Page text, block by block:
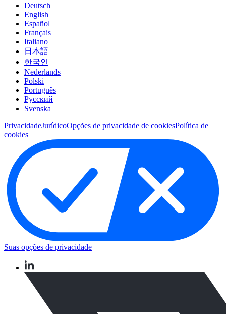
Deutsch
English
Español
Français
Italiano
日本語
한국인
Nederlands
Polski
Português
Pусский
Svenska
PrivacidadeJurídicoOpções de privacidade de cookiesPolítica de
cookies
Suas opções de privacidade